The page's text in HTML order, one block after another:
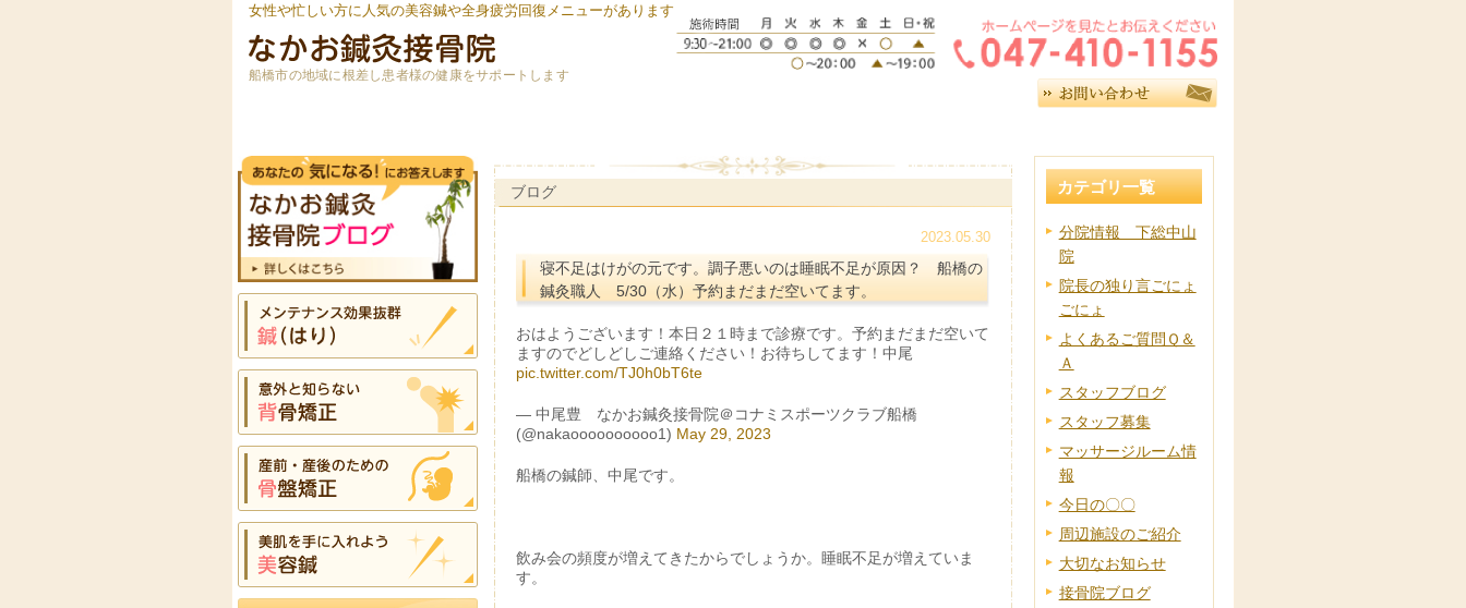
女性や忙しい方に人気の美容鍼や全身疲労回復メニューがあります
船橋市の地域に根差し患者様の健康をサポートします
ブログ
2023.05.30
寝不足はけがの元です。調子悪いのは睡眠不足が原因？ 船橋の
鍼灸職人 5/30（水）予約まだまだ空いてます。
おはようございます！本日２１時まで診療です。予約まだまだ空いて
ますのでどしどしご連絡ください！お待ちしてます！中尾
pic.twitter.com/TJ0h0bT6te
— 中尾豊 なかお鍼灸接骨院＠コナミスポーツクラブ船橋
(@nakaoooooooooo1) May 29, 2023
船橋の鍼師、中尾です。
飲み会の頻度が増えてきたからでしょうか。睡眠不足が増えていま
す。
カテゴリ一覧
分院情報 下総中山
院
院長の独り言ごにょ
ごにょ
よくあるご質問Ｑ＆
Ａ
スタッフブログ
スタッフ募集
マッサージルーム情
報
今日の〇〇
周辺施設のご紹介
大切なお知らせ
接骨院ブログ